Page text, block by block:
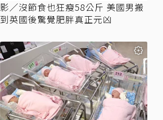
影／沒節食也狂瘦58公斤 美國男搬
到英國後驚覺肥胖真正元凶